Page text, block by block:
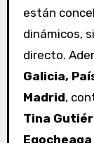
están
dinámicos,
directo.
Galicia,
Madrid,
Tina
Egocheaga